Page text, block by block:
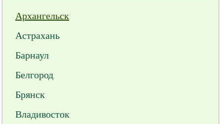
Архангельск
Астрахань
Барнаул
Белгород
Брянск
Владивосток